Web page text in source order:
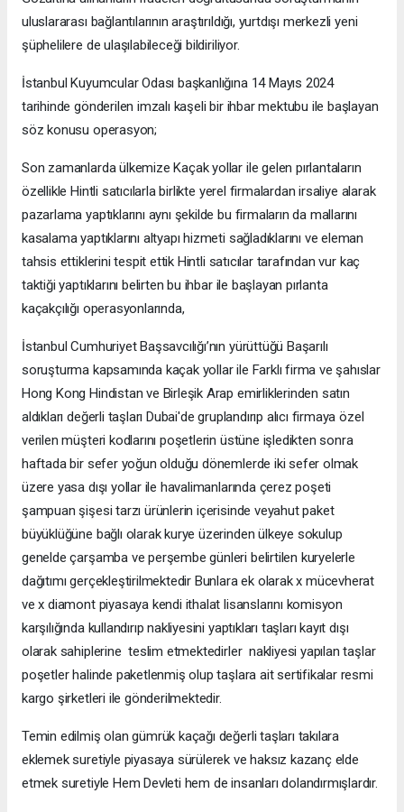
uluslararası bağlantılarının araştırıldığı, yurtdışı merkezli yeni
şüphelilere de ulaşılabileceği bildiriliyor.
İstanbul Kuyumcular Odası başkanlığına 14 Mayıs 2024
tarihinde gönderilen imzalı kaşeli bir ihbar mektubu ile başlayan
söz konusu operasyon;
Son zamanlarda ülkemize Kaçak yollar ile gelen pırlantaların
özellikle Hintli satıcılarla birlikte yerel firmalardan irsaliye alarak
pazarlama yaptıklarını aynı şekilde bu firmaların da mallarını
kasalama yaptıklarını altyapı hizmeti sağladıklarını ve eleman
tahsis ettiklerini tespit ettik Hintli satıcılar tarafından vur kaç
taktiği yaptıklarını belirten bu ihbar ile başlayan pırlanta
kaçakçılığı operasyonlarında,
İstanbul Cumhuriyet Başsavcılığı’nın yürüttüğü Başarılı
soruşturma kapsamında kaçak yollar ile Farklı firma ve şahıslar
Hong Kong Hindistan ve Birleşik Arap emirliklerinden satın
aldıkları değerli taşları Dubai'de gruplandırıp alıcı firmaya özel
verilen müşteri kodlarını poşetlerin üstüne işledikten sonra
haftada bir sefer yoğun olduğu dönemlerde iki sefer olmak
üzere yasa dışı yollar ile havalimanlarında çerez poşeti
şampuan şişesi tarzı ürünlerin içerisinde veyahut paket
büyüklüğüne bağlı olarak kurye üzerinden ülkeye sokulup
genelde çarşamba ve perşembe günleri belirtilen kuryelerle
dağıtımı gerçekleştirilmektedir Bunlara ek olarak x mücevherat
ve x diamont piyasaya kendi ithalat lisanslarını komisyon
karşılığında kullandırıp nakliyesini yaptıkları taşları kayıt dışı
olarak sahiplerine teslim etmektedirler nakliyesi yapılan taşlar
poşetler halinde paketlenmiş olup taşlara ait sertifikalar resmi
kargo şirketleri ile gönderilmektedir.
Temin edilmiş olan gümrük kaçağı değerli taşları takılara
eklemek suretiyle piyasaya sürülerek ve haksız kazanç elde
etmek suretiyle Hem Devleti hem de insanları dolandırmışlardır.